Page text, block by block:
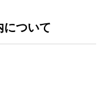
について